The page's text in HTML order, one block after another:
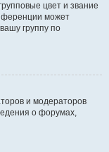
цвет и звание
может
группу по
и модераторов
о форумах,